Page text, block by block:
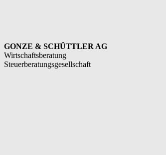
GONZE & SCHÜTTLER AG
Wirtschaftsberatung
Steuerberatungsgesellschaft